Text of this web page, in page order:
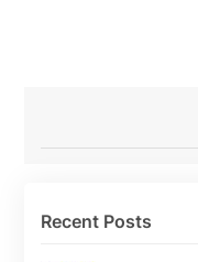
Recent Posts